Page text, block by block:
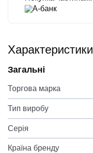
А-банк
Характеристики
Загальні
Торгова марка
Тип виробу
Серія
Країна бренду